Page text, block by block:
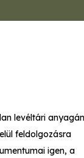
levéltári
feldolgozásra
igen, a